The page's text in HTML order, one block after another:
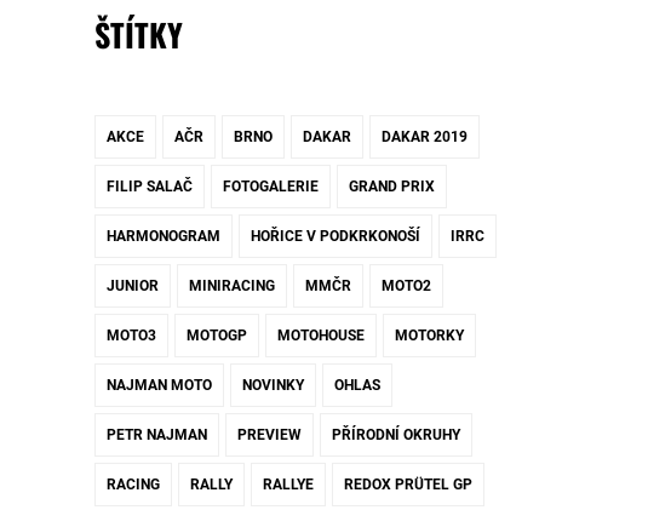
ŠTÍTKY
AKCE AČR BRNO DAKAR DAKAR 2019
FILIP SALAČ FOTOGALERIE GRAND PRIX
HARMONOGRAM HOŘICE V PODKRKONOŠÍ IRRC
JUNIOR MINIRACING MMČR MOTO2
MOTO3 MOTOGP MOTOHOUSE MOTORKY
NAJMAN MOTO NOVINKY OHLAS
PETR NAJMAN PREVIEW PŘÍRODNÍ OKRUHY
RACING RALLY RALLYE REDOX PRÜTEL GP